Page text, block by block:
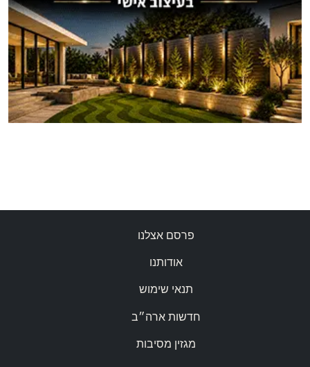
פרסם אצלנו
אודותנו
תנאי שימוש
חדשות ארה״ב
מגזין מסיבות